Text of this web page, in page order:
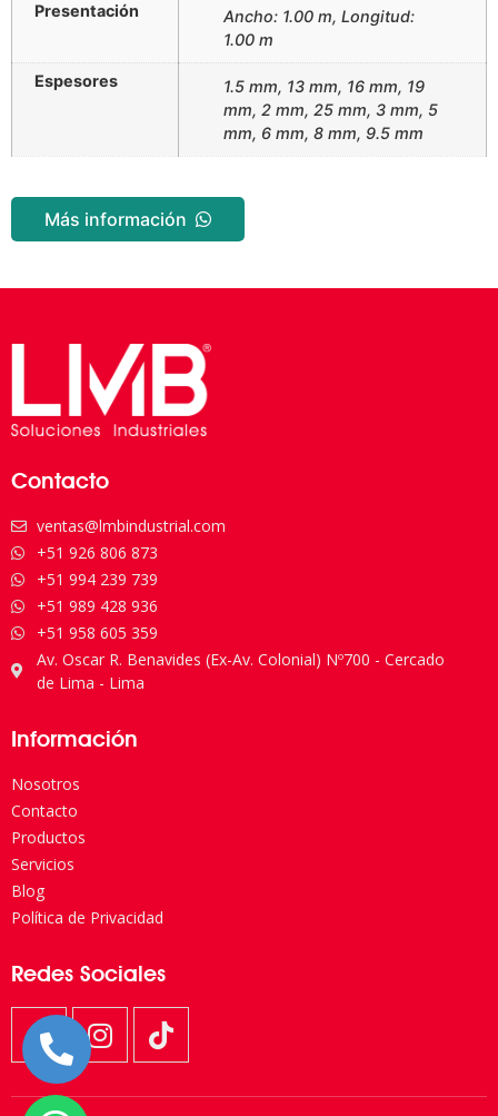
Presentación
Ancho: 1.00 m, Longitud:
1.00 m
Espesores
1.5 mm, 13 mm, 16 mm, 19
mm, 2 mm, 25 mm, 3 mm, 5
mm, 6 mm, 8 mm, 9.5 mm
Más información
Contacto
ventas@lmbindustrial.com
+51 926 806 873
+51 994 239 739
+51 989 428 936
+51 958 605 359
Av. Oscar R. Benavides (Ex-Av. Colonial) Nº700 - Cercado
de Lima - Lima
Información
Nosotros
Contacto
Productos
Servicios
Blog
Política de Privacidad
Redes Sociales